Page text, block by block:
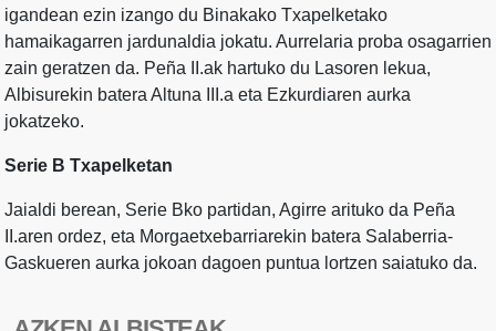
igandean ezin izango du Binakako Txapelketako
hamaikagarren jardunaldia jokatu. Aurrelaria proba osagarrien
zain geratzen da. Peña II.ak hartuko du Lasoren lekua,
Albisurekin batera Altuna III.a eta Ezkurdiaren aurka
jokatzeko.
Serie B Txapelketan
Jaialdi berean, Serie Bko partidan, Agirre arituko da Peña
II.aren ordez, eta Morgaetxebarriarekin batera Salaberria-
Gaskueren aurka jokoan dagoen puntua lortzen saiatuko da.